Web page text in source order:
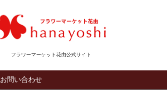
フラワーマーケット花由公式サイト
お問い合わせ